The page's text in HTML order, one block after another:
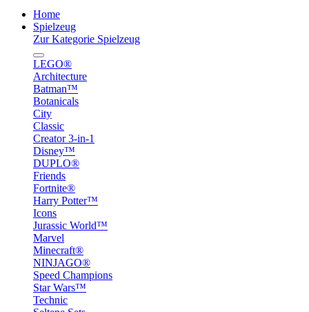
Home
Spielzeug
Zur Kategorie Spielzeug
LEGO®
Architecture
Batman™
Botanicals
City
Classic
Creator 3-in-1
Disney™
DUPLO®
Friends
Fortnite®
Harry Potter™
Icons
Jurassic World™
Marvel
Minecraft®
NINJAGO®
Speed Champions
Star Wars™
Technic